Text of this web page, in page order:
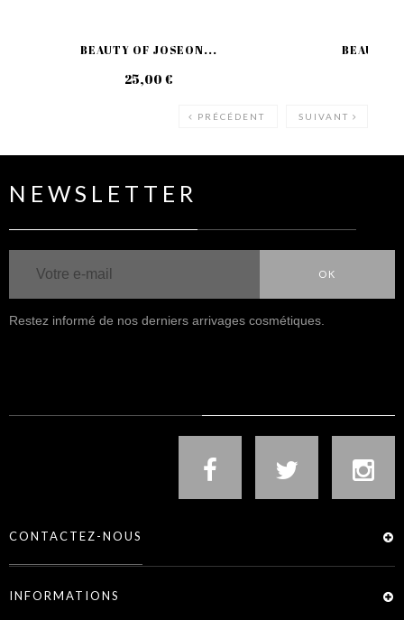
BEAUTY OF JOSEON...
25,00 €
BEAUTY
PRÉCÉDENT SUIVANT
NEWSLETTER
OK
Restez informé de nos derniers arrivages cosmétiques.
CONTACTEZ-NOUS
INFORMATIONS